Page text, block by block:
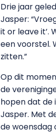
Drie jaar
Jasper:
it or leave it’.
een voorstel.
zitten.”
Op dit
de
hopen dat de
Jasper. Met
de woensdag